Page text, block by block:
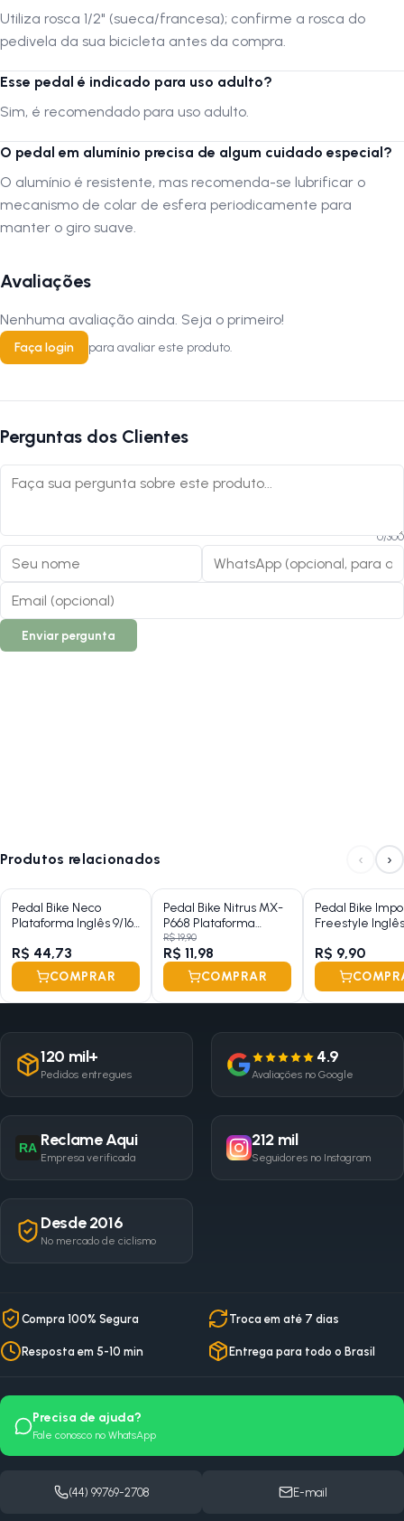
Utiliza rosca 1/2" (sueca/francesa); confirme a rosca do
pedivela da sua bicicleta antes da compra.
Esse pedal é indicado para uso adulto?
Sim, é recomendado para uso adulto.
O pedal em alumínio precisa de algum cuidado especial?
O alumínio é resistente, mas recomenda-se lubrificar o
mecanismo de colar de esfera periodicamente para
manter o giro suave.
Avaliações
Nenhuma avaliação ainda. Seja o primeiro!
Faça login para avaliar este produto.
Perguntas dos Clientes
0/300
Enviar pergunta
Produtos relacionados ‹ ›
Pedal Bike Neco
Plataforma Inglês 9/16
R$ 44,73
COMPRAR
Pedal Bike Nitrus MX-
P668 Plataforma
Sueco 1/2 Preto Nylon
Sem Esfera
R$ 19,90
R$ 11,98
COMPRAR
Pedal Bike
Freestyle
R$ 9,90
120 mil+
Pedidos entregues
4.9
Avaliações no Google
RA Reclame Aqui
Empresa verificada
212 mil
Seguidores no Instagram
Desde 2016
No mercado de ciclismo
Compra 100% Segura Troca em até 7 dias
Resposta em 5-10 min Entrega para todo o Brasil
Precisa de ajuda?
Fale conosco no WhatsApp
(44) 99769-2708 E-mail